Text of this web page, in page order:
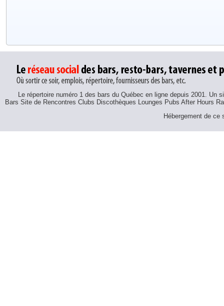
Le répertoire numéro 1 des bars du Québec en ligne depuis 2001.
Bars Site de Rencontres Clubs Discothèques Lounges Pubs After Hours
Hébergement de ce